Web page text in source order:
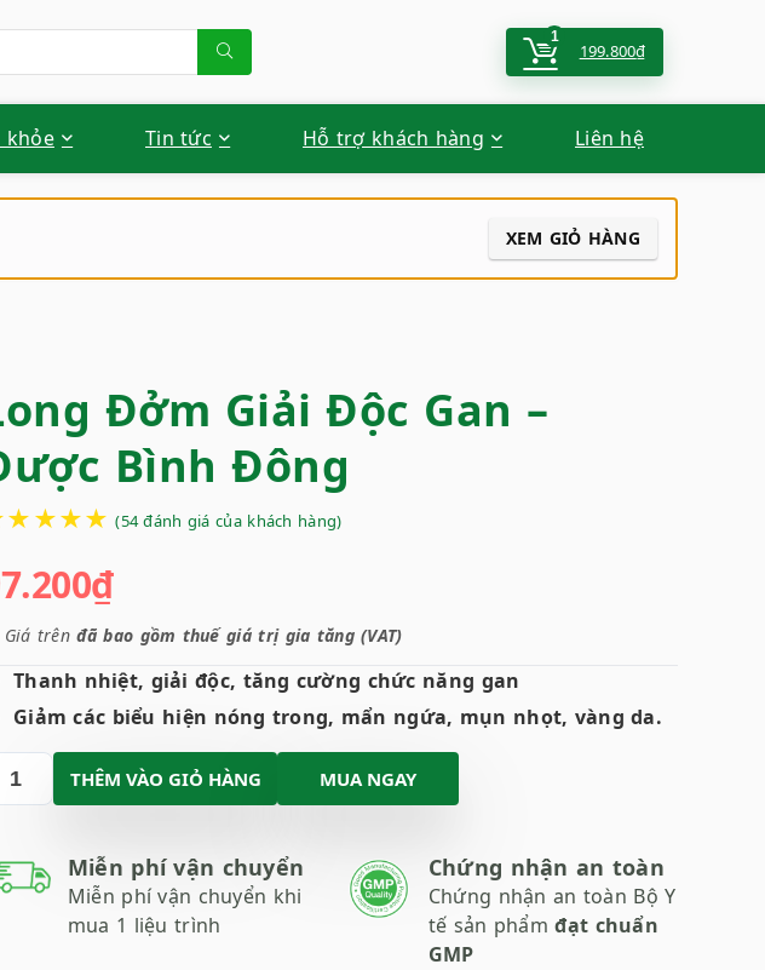
1
199.800₫
khỏe Tin tức Hỗ trợ khách hàng Liên hệ
XEM GIỎ HÀNG
Đởm Giải Độc Gan –
Bình Đông
★★★★ (54đánh giá của khách hàng)
₫
trênđã bao gồm thuế giá trị gia tăng (VAT)
Thanh nhiệt, giải độc, tăng cường chức năng gan
Giảm các biểu hiện nóng trong, mẩn ngứa, mụn nhọt, vàng da.
THÊM VÀO GIỎ HÀNG MUA NGAY
Miễn phí vận chuyển
Miễn phí vận chuyển khi
mua 1 liệu trình
Chứng nhận an toàn
Chứng nhận an toàn Bộ Y
tế sản phẩmđạt chuẩn
GMP